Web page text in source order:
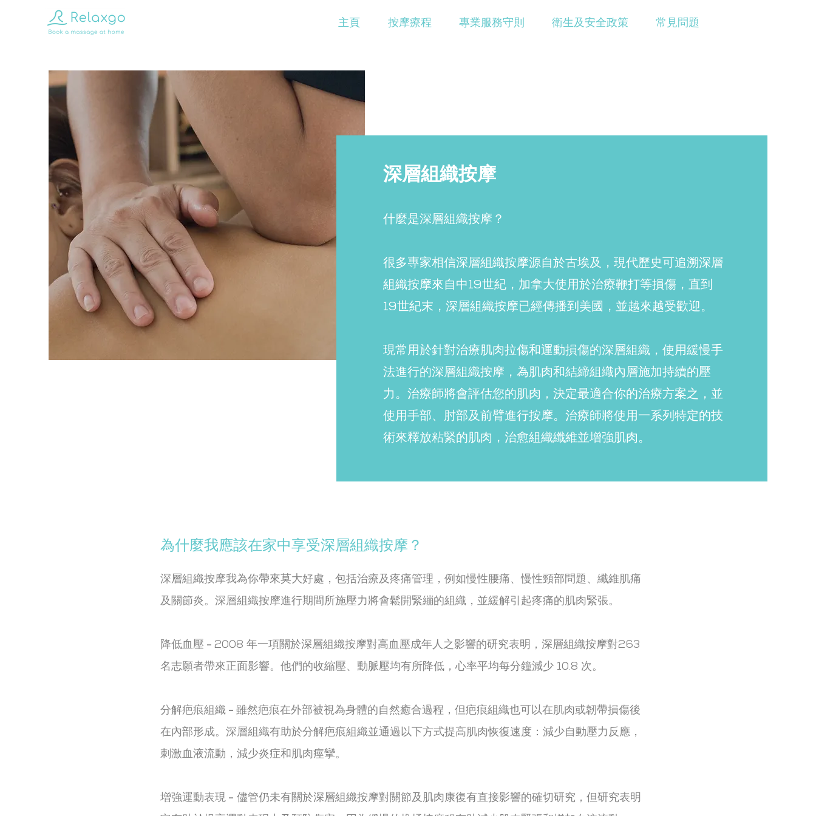
主頁 按摩療程 專業服務守則 衛生及安全政策 常見問題
深層組織按摩
什麼是深層組織按摩？
很多專家相信深層組織按摩源自於古埃及，現代歷史可追溯深層
組織按摩來自中19世紀，加拿大使用於治療鞭打等損傷，直到
19世紀末，深層組織按摩已經傳播到美國，並越來越受歡迎。
現常用於針對治療肌肉拉傷和運動損傷的深層組織，使用緩慢手
法進行的深層組織按摩，為肌肉和結締組織內層施加持續的壓
力。治療師將會評估您的肌肉，決定最適合你的治療方案之，並
使用手部、肘部及前臂進行按摩。治療師將使用一系列特定的技
術來釋放粘緊的肌肉，治愈組織纖維並增強肌肉。
為什麼我應該在家中享受深層組織按摩？
深層組織按摩我為你帶來莫大好處，包括治療及疼痛管理，例如慢性腰痛、慢性頸部問題、纖維肌痛
及關節炎。深層組織按摩進行期間所施壓力將會鬆開緊繃的組織，並緩解引起疼痛的肌肉緊張。
降低血壓 - 2008 年一項關於深層組織按摩對高血壓成年人之影響的研究表明，深層組織按摩對263
名志願者帶來正面影響。他們的收縮壓、動脈壓均有所降低，心率平均每分鐘減少 10.8 次。
分解疤痕組織 - 雖然疤痕在外部被視為身體的自然癒合過程，但疤痕組織也可以在肌肉或韌帶損傷後
在內部形成。深層組織有助於分解疤痕組織並通過以下方式提高肌肉恢復速度：減少自動壓力反應，
刺激血液流動，減少炎症和肌肉痙攣。
增強運動表現 - 儘管仍未有關於深層組織按摩對關節及肌肉康復有直接影響的確切研究，但研究表明